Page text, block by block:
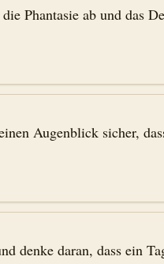
Phantasie ab und das
Augenblick sicher,
denke daran, dass ein